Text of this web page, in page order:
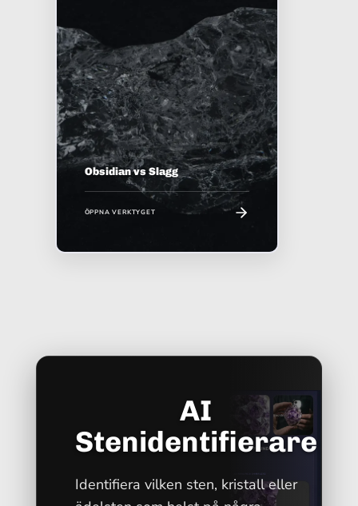
Obsidian vs Slagg
ÖPPNA VERKTYGET
AI
Stenidentifierare
Identifiera vilken sten, kristall eller